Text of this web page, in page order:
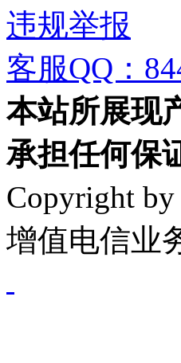
违规举报
客服QQ：
本站所展现
承担任何保
Copyright
增值电信业